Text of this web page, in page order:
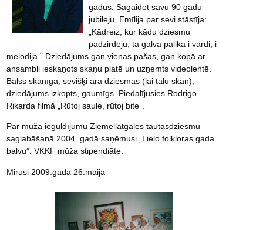
gadus. Sagaidot savu 90 gadu
jubileju, Emīlija par sevi stāstīja:
„Kādreiz, kur kādu dziesmu
padzirdēju, tā galvā palika i vārdi, i
melodija.” Dziedājums gan vienas pašas, gan kopā ar
ansambli ieskaņots skaņu platē un uzņemts videolentē.
Balss skanīga, sevišķi āra dziesmās (lai tālu skan),
dziedājums izkopts, gaumīgs. Piedalījusies Rodrigo
Rikarda filmā „Rūtoj saule, rūtoj bite”.
Par mūža ieguldījumu Ziemeļlatgales tautasdziesmu
saglabāšanā 2004. gadā saņēmusi „Lielo folkloras gada
balvu”. VKKF mūža stipendiāte.
Mirusi 2009.gada 26.maijā